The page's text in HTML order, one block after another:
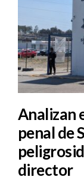
Analizan
penal de
director